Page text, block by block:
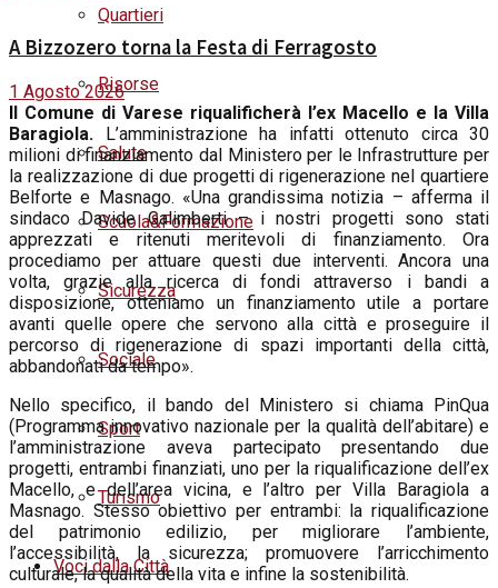
Quartieri
Risorse
Salute
Scuola&Formazione
Sicurezza
Sociale
Sport
Turismo
Voci dalla Città
A Bizzozero torna la Festa di Ferragosto
1 Agosto 2026
Il Comune di Varese riqualificherà l’ex Macello e la Villa
Baragiola. L’amministrazione ha infatti ottenuto circa 30
milioni di finanziamento dal Ministero per le Infrastrutture per
la realizzazione di due progetti di rigenerazione nel quartiere
Belforte e Masnago. «Una grandissima notizia – afferma il
sindaco Davide Galimberti – i nostri progetti sono stati
apprezzati e ritenuti meritevoli di finanziamento. Ora
procediamo per attuare questi due interventi. Ancora una
volta, grazie alla ricerca di fondi attraverso i bandi a
disposizione, otteniamo un finanziamento utile a portare
avanti quelle opere che servono alla città e proseguire il
percorso di rigenerazione di spazi importanti della città,
abbandonati da tempo».
Nello specifico, il bando del Ministero si chiama PinQua
(Programma innovativo nazionale per la qualità dell’abitare) e
l’amministrazione aveva partecipato presentando due
progetti, entrambi finanziati, uno per la riqualificazione dell’ex
Macello, e dell’area vicina, e l’altro per Villa Baragiola a
Masnago. Stesso obiettivo per entrambi: la riqualificazione
del patrimonio edilizio, per migliorare l’ambiente,
l’accessibilità, la sicurezza; promuovere l’arricchimento
culturale, la qualità della vita e infine la sostenibilità.